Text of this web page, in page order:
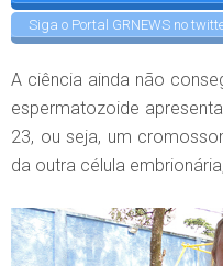
Siga o Portal GRNEWS no
A ciência ainda não
espermatozoide
23, ou seja, um
da outra célula